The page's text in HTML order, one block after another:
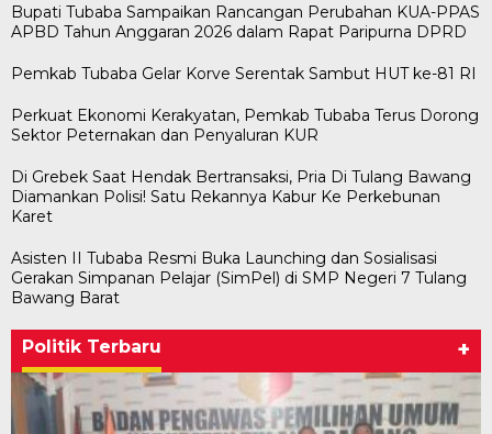
Bupati Tubaba Sampaikan Rancangan Perubahan KUA-PPAS
APBD Tahun Anggaran 2026 dalam Rapat Paripurna DPRD
Pemkab Tubaba Gelar Korve Serentak Sambut HUT ke-81 RI
Perkuat Ekonomi Kerakyatan, Pemkab Tubaba Terus Dorong
Sektor Peternakan dan Penyaluran KUR
Di Grebek Saat Hendak Bertransaksi, Pria Di Tulang Bawang
Diamankan Polisi! Satu Rekannya Kabur Ke Perkebunan
Karet
Asisten II Tubaba Resmi Buka Launching dan Sosialisasi
Gerakan Simpanan Pelajar (SimPel) di SMP Negeri 7 Tulang
Bawang Barat
Politik Terbaru +